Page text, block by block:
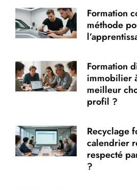
Formation
méthode
Formation
immobilier
meilleur
profil ?
Recyclage
calendrier
respecté
?